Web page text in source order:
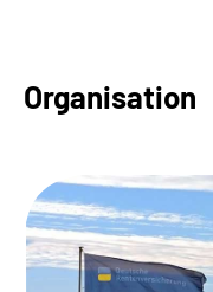
Presse
Karriere
Über uns
Organisation